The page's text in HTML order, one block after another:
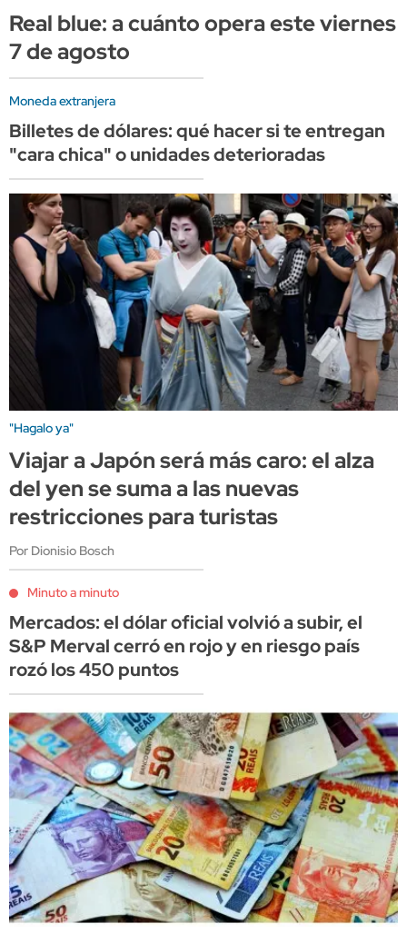
Real blue: a cuánto opera este viernes
7 de agosto
Moneda extranjera
Billetes de dólares: qué hacer si te entregan
"cara chica" o unidades deterioradas
"Hagalo ya"
Viajar a Japón será más caro: el alza
del yen se suma a las nuevas
restricciones para turistas
Por Dionisio Bosch
Minuto a minuto
Mercados: el dólar oficial volvió a subir, el
S&P Merval cerró en rojo y en riesgo país
rozó los 450 puntos